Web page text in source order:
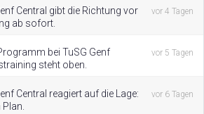
Central gibt die Richtung vor
ab sofort.
vor 4 Tagen
bei TuSG Genf
steht oben.
vor 5 Tagen
Central reagiert auf die Lage:
vor 6 Tagen